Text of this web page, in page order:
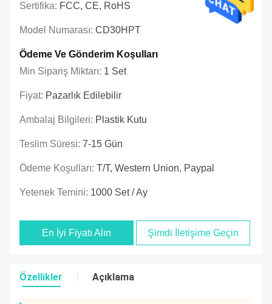
Sertifika: FCC, CE, RoHS
Model Numarası: CD30HPT
Ödeme Ve Gönderim Koşulları
Min Sipariş Miktarı: 1 Set
Fiyat: Pazarlık Edilebilir
Ambalaj Bilgileri: Plastik Kutu
Teslim Süresi: 7-15 Gün
Ödeme Koşulları: T/t, Western Union, Paypal
Yetenek Temini: 1000 Set / Ay
En İyi Fiyatı Alın Şimdi İletişime Geçin
Özellikler Açıklama